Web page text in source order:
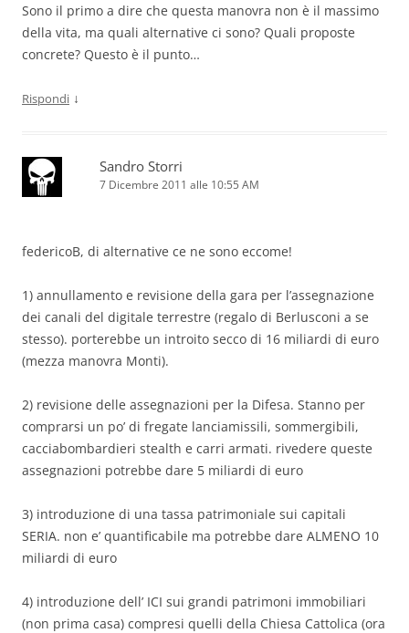
Sono il primo a dire che questa manovra non è il massimo
della vita, ma quali alternative ci sono? Quali proposte
concrete? Questo è il punto…
Rispondi ↓
Sandro Storri
7 Dicembre 2011 alle 10:55 AM
federicoB, di alternative ce ne sono eccome!
1) annullamento e revisione della gara per l’assegnazione
dei canali del digitale terrestre (regalo di Berlusconi a se
stesso). porterebbe un introito secco di 16 miliardi di euro
(mezza manovra Monti).
2) revisione delle assegnazioni per la Difesa. Stanno per
comprarsi un po’ di fregate lanciamissili, sommergibili,
cacciabombardieri stealth e carri armati. rivedere queste
assegnazioni potrebbe dare 5 miliardi di euro
3) introduzione di una tassa patrimoniale sui capitali
SERIA. non e’ quantificabile ma potrebbe dare ALMENO 10
miliardi di euro
4) introduzione dell’ ICI sui grandi patrimoni immobiliari
(non prima casa) compresi quelli della Chiesa Cattolica (ora